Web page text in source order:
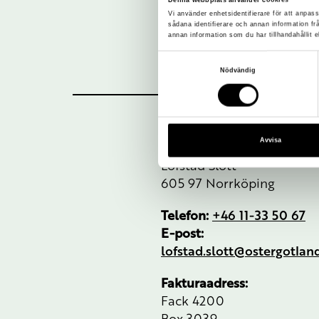
Vi använder enhetsidentifierare för att
sådana identifierare och annan information
annan information som du har tillhandahållit
Nödvändig
Avvisa
Löfstad Slott
605 97 Norrköping
Telefon: +46 11-33 50 67
E-post:
Fakturaadress:
Fack 4200